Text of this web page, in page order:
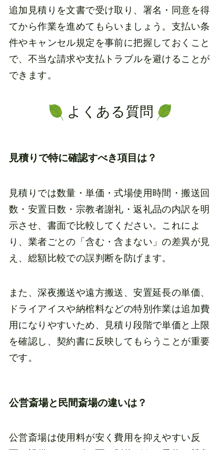
追加見積りを文書で受け取り、署名・同意を得
てから作業を進めてもらいましょう。支払い条
件やキャンセル規定を事前に把握しておくこと
で、不当な請求や支払トラブルを避けることが
できます。
よくある質問
見積りで特に確認すべき項目は？
見積りでは数量・単価・式場使用時間・搬送回
数・安置日数・宗教者謝礼・返礼品の内訳を明
示させ、書面で比較してください。これによ
り、業者ごとの「含む・含まない」の差異が見
え、総額比較での誤判断を防げます。
また、深夜搬送や遠方搬送、安置延長の単価、
ドライアイスや納棺料などの特別作業は追加費
用になりやすいため、見積り段階で単価と上限
を確認し、契約書に反映してもらうことが重要
です。
公営斎場と民間斎場の違いは？
公営斎場は使用料が安く費用を抑えやすい反